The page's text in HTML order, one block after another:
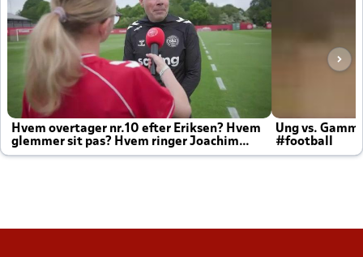
Hvem overtager nr.10 efter Eriksen? Hvem
glemmer sit pas? Hvem ringer Joachim
altid til efter kampe?
Ung vs.
#football